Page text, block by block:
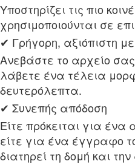
Υποστηρίζει τις πιο
χρησιμοποιούνται σε
✔ Γρήγορη, αξιόπιστη
Ανεβάστε το αρχείο
λάβετε ένα τέλεια
δευτερόλεπτα.
✔ Συνεπής απόδοση
Είτε πρόκειται για ένα
είτε για ένα έγγραφο
διατηρεί τη δομή και